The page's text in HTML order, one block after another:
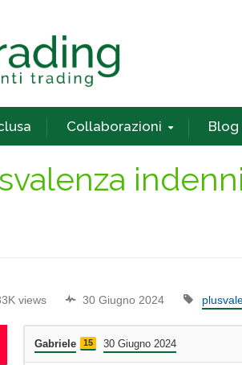
Collaborazioni Blog
views 30 Giugno 2024
Gabriele 15 30 Giugno 2024